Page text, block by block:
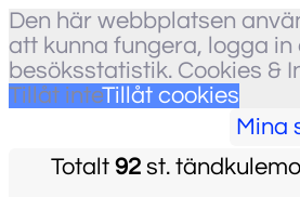
Den här webbplatsen
att kunna fungera, logga in
besöksstatistik. Cookies &
Tillåt inteTillåt cookies
Mina
Totalt 92 st.